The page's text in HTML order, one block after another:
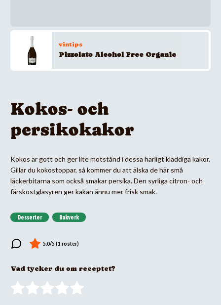
vintips
Pizzolato Alcohol Free Organic
Kokos- och
persikokakor
Kokos är gott och ger lite motstånd i dessa härligt kladdiga kakor.
Gillar du kokostoppar, så kommer du att älska de här små
läckerbitarna som också smakar persika. Den syrliga citron- och
färskostglasyren ger kakan ännu mer frisk smak.
Desserter Bakverk
Vad tycker du om receptet?